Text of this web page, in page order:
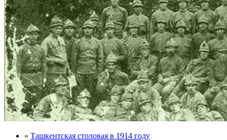
« Ташкентская столовая в 1914 году